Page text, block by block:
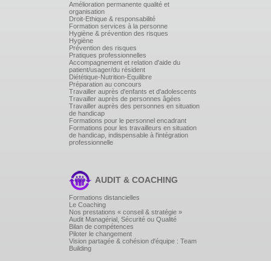
Amélioration permanente qualité et
organisation
Droit-Ethique & responsabilité
Formation services à la personne
Hygiène & prévention des risques
Hygiène
Prévention des risques
Pratiques professionnelles
Accompagnement et relation d'aide du
patient/usager/du résident
Diététique-Nutrition-Equilibre
Préparation au concours
Travailler auprès d'enfants et d'adolescents
Travailler auprès de personnes âgées
Travailler auprès des personnes en situation
de handicap
Formations pour le personnel encadrant
Formations pour les travailleurs en situation
de handicap, indispensable à l'intégration
professionnelle
AUDIT & COACHING
Formations distancielles
Le Coaching
Nos prestations « conseil & stratégie »
Audit Managérial, Sécurité ou Qualité
Bilan de compétences
Piloter le changement
Vision partagée & cohésion d'équipe : Team
Building